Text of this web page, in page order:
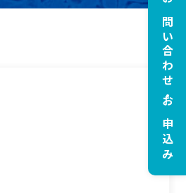
お問い合わせ・お申込み